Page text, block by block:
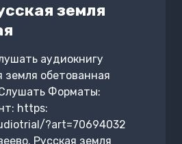
земля
аудиокнигу
земля обетованная
Форматы:
https:
?art=70694032
Русская земля